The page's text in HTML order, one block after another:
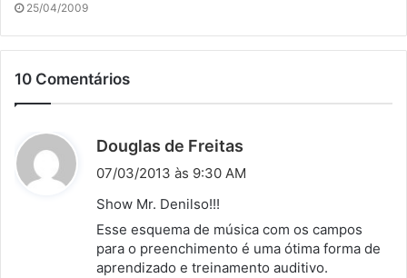
25/04/2009
10 Comentários
Douglas de Freitas
i
e
:
07/03/2013 às 9:30 AM
Show Mr. Denilso!!!
Esse esquema de música com os campos
para o preenchimento é uma ótima forma de
aprendizado e treinamento auditivo.